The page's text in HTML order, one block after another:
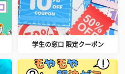
学生の窓口 限定クーポン